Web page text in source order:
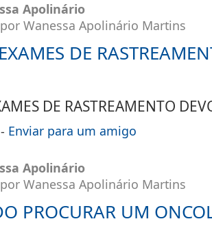
Apolinário
Wanessa Apolinário Martins
DE
DE RASTREAMENTO
- Enviar para um amigo
Apolinário
Wanessa Apolinário Martins
PROCURAR UM